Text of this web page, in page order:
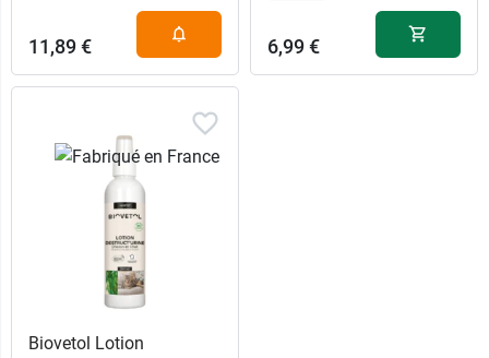
11,89 € 6,99 €
Biovetol Lotion